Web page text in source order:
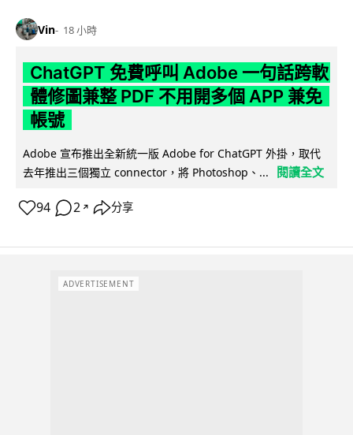
Vin 18 小時
ChatGPT 免費呼叫 Adobe 一句話跨軟
體修圖兼整 PDF 不用開多個 APP 兼免
帳號
Adobe 宣布推出全新統一版 Adobe for ChatGPT 外掛，取代
去年推出三個獨立 connector，將 Photoshop、...
閱讀全文
94 2 ↗ 分享
ADVERTISEMENT